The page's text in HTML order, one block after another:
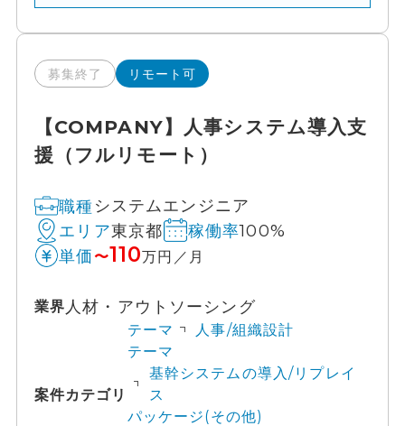
募集終了 リモート可
【COMPANY】人事システム導入支
援（フルリモート）
職種システムエンジニア
エリア東京都 稼働率100%
単価 〜110万円／月
業界 人材・アウトソーシング
案件カテゴリ
テーマ
人事/組織設計
テーマ
基幹システムの導入/リプレイ
ス
パッケージ(その他)